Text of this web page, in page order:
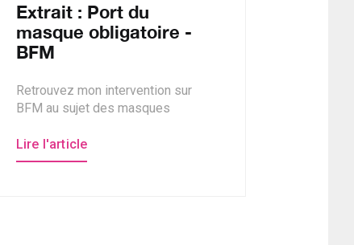
Extrait : Port du
masque obligatoire -
BFM
Retrouvez mon intervention sur
BFM au sujet des masques
Lire l'article